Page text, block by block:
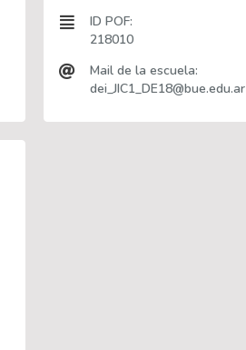
ID POF:
218010
Mail de la escuela:
dei_JIC1_DE18@bue.edu.ar